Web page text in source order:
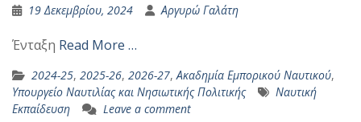
19 Δεκεμβρίου, 2024 Αργυρώ Γαλάτη
Ένταξη Read More …
2024-25, 2025-26, 2026-27,Ακαδημία Εμπορικού Ναυτικού,
Υπουργείο Ναυτιλίας και Νησιωτικής Πολιτικής
Ναυτική
Εκπαίδευση
Leave a comment